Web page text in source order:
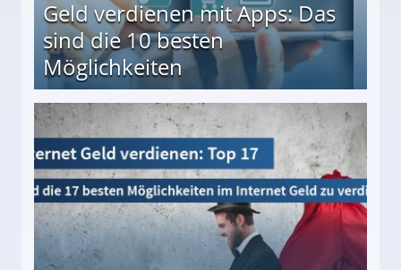
Geld verdienen mit Apps: Das
sind die 10 besten
Möglichkeiten
besten Möglichkeiten